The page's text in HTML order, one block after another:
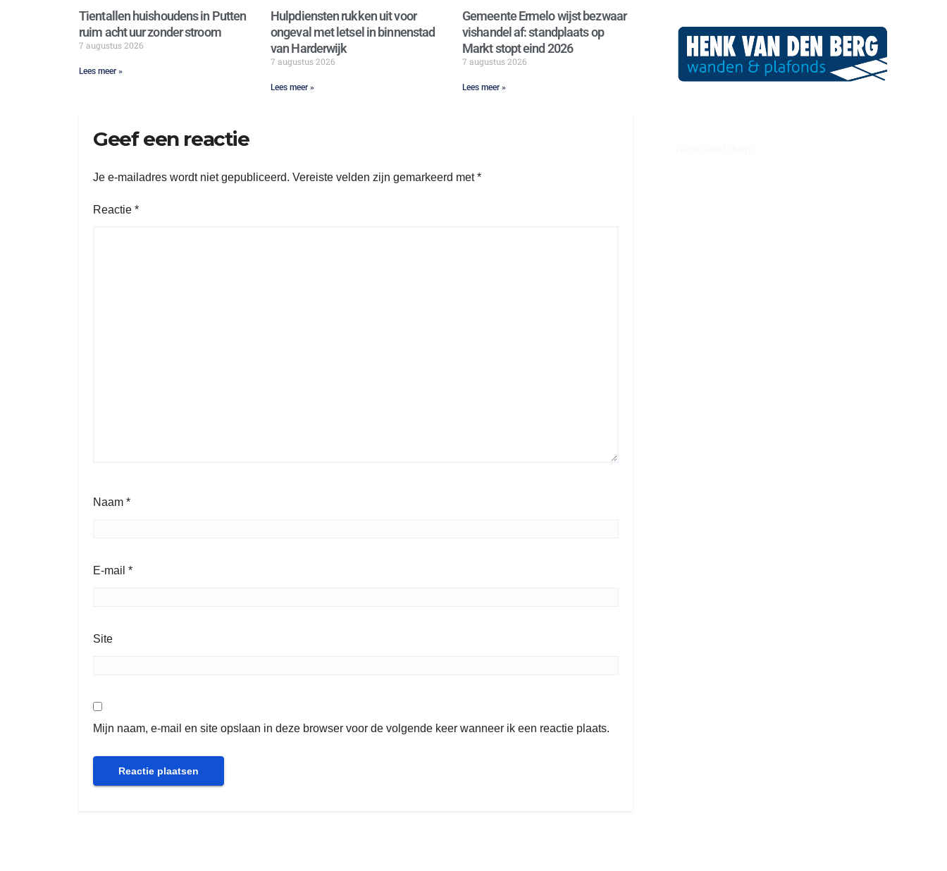
Tientallen huishoudens in Putten
ruim acht uur zonder stroom
7 augustus 2026
Lees meer »
Hulpdiensten rukken uit voor
ongeval met letsel in binnenstad
van Harderwijk
7 augustus 2026
Lees meer »
Gemeente Ermelo wijst bezwaar
vishandel af: standplaats op
Markt stopt eind 2026
7 augustus 2026
Lees meer »
Geef een reactie
Je e-mailadres wordt niet gepubliceerd. Vereiste velden zijn gemarkeerd met*
Reactie *
Naam *
E-mail *
Site
Mijn naam, e-mail en site opslaan in deze browser voor de volgende keer wanneer ik een reactie plaats.